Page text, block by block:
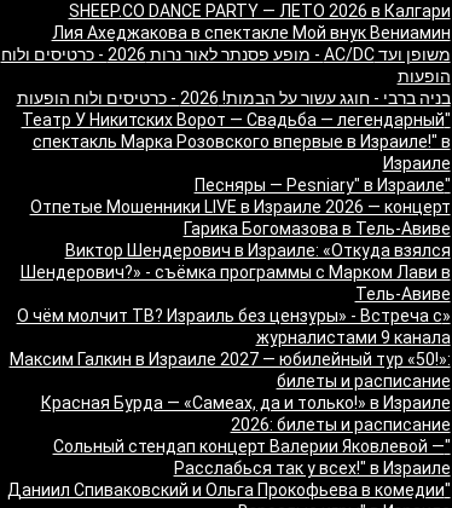
SHEEP.CO DANCE PARTY — ЛЕТО 2026 в Калгари
Лия Ахеджакова в спектакле Мой внук Вениамин
משופן ועד AC/DC - מופע פסנתר לאור נרות 2026 - כרטיסים ולוח
הופעות
בניה ברבי - חוגג עשור על הבמות! 2026 - כרטיסים ולוח הופעות
"Театр У Никитских Ворот — Свадьба — легендарный
спектакль Марка Розовского впервые в Израиле!" в
Израиле
"Песняры — Pesniary" в Израиле
Отпетые Мошенники LIVE в Израиле 2026 — концерт
Гарика Богомазова в Тель-Авиве
Виктор Шендерович в Израиле: «Откуда взялся
Шендерович?» - съёмка программы с Марком Лави в
Тель-Авиве
«О чём молчит ТВ? Израиль без цензуры» - Встреча с
журналистами 9 канала
Максим Галкин в Израиле 2027 — юбилейный тур «50!»:
билеты и расписание
Красная Бурда — «Самеах, да и только!» в Израиле
2026: билеты и расписание
"Сольный стендап концерт Валерии Яковлевой —
Расслабься так у всех!" в Израиле
"Даниил Спиваковский и Ольга Прокофьева в комедии